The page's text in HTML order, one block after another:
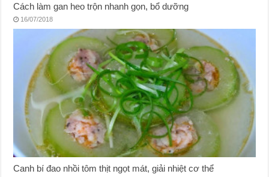
Cách làm gan heo trộn nhanh gọn, bổ dưỡng
16/07/2018
Canh bí đao nhồi tôm thịt ngọt mát, giải nhiệt cơ thể